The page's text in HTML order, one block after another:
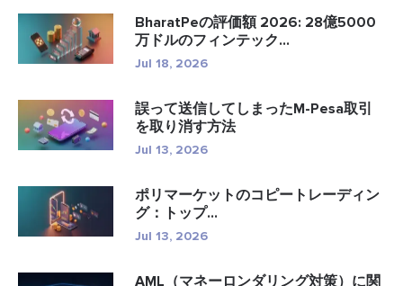
BharatPeの評価額 2026: 28億5000
万ドルのフィンテック...
Jul 18, 2026
誤って送信してしまったM-Pesa取引
を取り消す方法
Jul 13, 2026
ポリマーケットのコピートレーディン
グ：トップ...
Jul 13, 2026
AML（マネーロンダリング対策）に関